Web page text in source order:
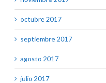
octubre 2017
septiembre 2017
agosto 2017
julio 2017